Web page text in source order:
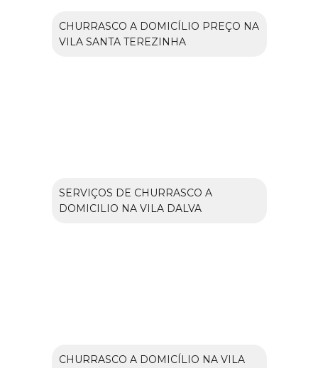
CHURRASCO A DOMICÍLIO PREÇO NA
VILA SANTA TEREZINHA
SERVIÇOS DE CHURRASCO A
DOMICILIO NA VILA DALVA
CHURRASCO A DOMICÍLIO NA VILA